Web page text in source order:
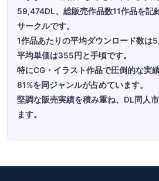
59,474DL、総販売作品数11作品を記
サークルです。
1作品あたりの平均ダウンロード数は
平均単価は355円と手頃です。
特にCG・イラスト作品で圧倒的な実
81%を同ジャンルが占めています。
堅調な販売実績を積み重ね、DL同人
ます。